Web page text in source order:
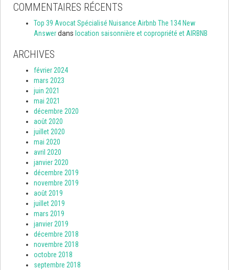
COMMENTAIRES RÉCENTS
Top 39 Avocat Spécialisé Nuisance Airbnb The 134 New
Answerdans location saisonnière et copropriété et AIRBNB
ARCHIVES
février 2024
mars 2023
juin 2021
mai 2021
décembre 2020
août 2020
juillet 2020
mai 2020
avril 2020
janvier 2020
décembre 2019
novembre 2019
août 2019
juillet 2019
mars 2019
janvier 2019
décembre 2018
novembre 2018
octobre 2018
septembre 2018